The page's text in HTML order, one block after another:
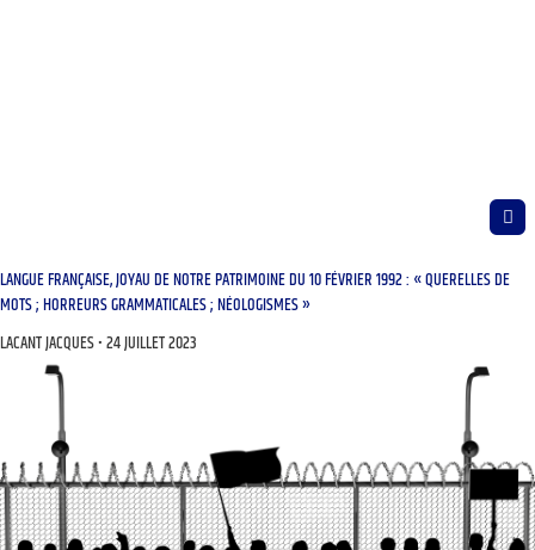
LANGUE FRANÇAISE, JOYAU DE NOTRE PATRIMOINE DU 10 FÉVRIER 1992 : « QUERELLES DE
MOTS ; HORREURS GRAMMATICALES ; NÉOLOGISMES »
LACANT JACQUES 24 JUILLET 2023